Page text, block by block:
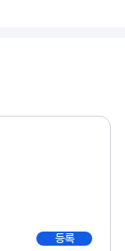
등록